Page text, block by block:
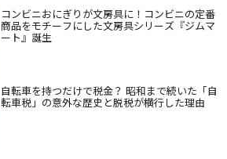
コンビニおにぎりが文房具に！コンビニの定番
商品をモチーフにした文房具シリーズ『ジムマ
ート』誕生
自転車を持つだけで税金？ 昭和まで続いた「自
転車税」の意外な歴史と脱税が横行した理由